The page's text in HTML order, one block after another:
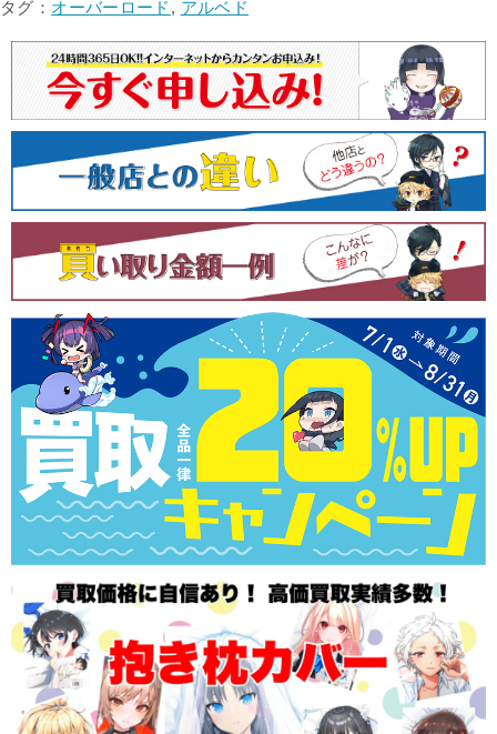
シ
ョ
タグ： オーバーロード , アルベド